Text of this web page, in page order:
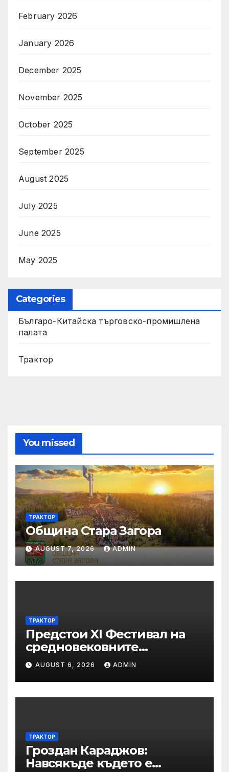
February 2026
January 2026
December 2025
November 2025
October 2025
September 2025
August 2025
July 2025
June 2025
May 2025
Categories
Българо-Китайска търговско-промишлена
палата
Трактор
You missed
ТРАКТОР
Община Стара Загора
AUGUST 7, 2026 ADMIN
ТРАКТОР
Предстои XI Фестивал на
средновековните
традиции, бит и култура
„Калето
AUGUST 6, 2026 ADMIN
ТРАКТОР
Гроздан Караджов:
Навсякъде където е